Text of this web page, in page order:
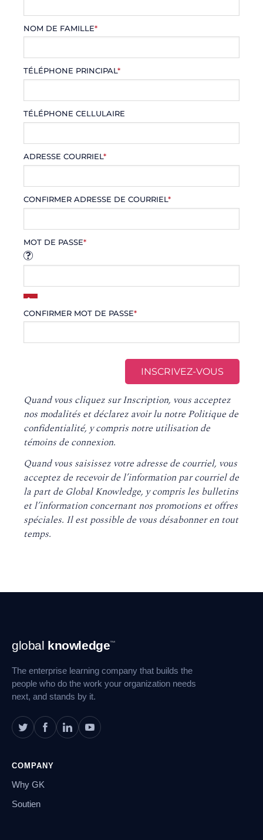
NOM DE FAMILLE*
TÉLÉPHONE PRINCIPAL*
TÉLÉPHONE CELLULAIRE
ADRESSE COURRIEL*
CONFIRMER ADRESSE DE COURRIEL*
MOT DE PASSE*
CONFIRMER MOT DE PASSE*
Quand vous cliquez sur Inscription, vous acceptez
nos modalités et déclarez avoir lu notre Politique de
confidentialité, y compris notre utilisation de
témoins de connexion.
Quand vous saisissez votre adresse de courriel, vous
acceptez de recevoir de l’information par courriel de
la part de Global Knowledge, y compris les bulletins
et l’information concernant nos promotions et offres
spéciales. Il est possible de vous désabonner en tout
temps.
Navigation
en
de
page
global knowledge™
The enterprise learning company that builds the
people who do the work your organization needs
next, and stands by it.
COMPANY
Why GK
Soutien